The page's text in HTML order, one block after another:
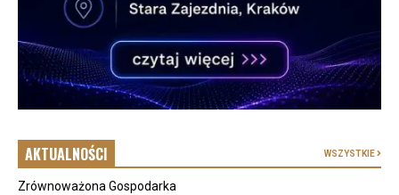
AKTUALNOŚCI WSZYSTKIE
Zrównoważona Gospodarka